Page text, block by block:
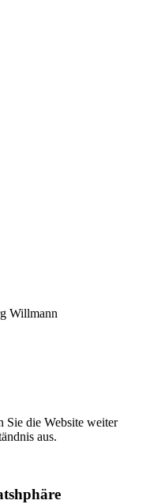
Willmann
Sie die Website weiter
aus.